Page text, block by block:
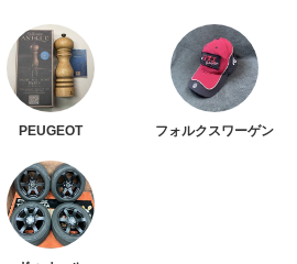
PEUGEOT フォルクスワーゲン